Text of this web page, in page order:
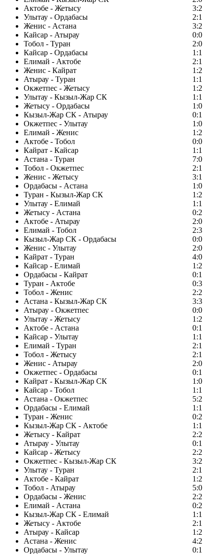
Актобе - Жетысу
3:2
Улытау - Ордабасы
2:1
Женис - Астана
3:2
Кайсар - Атырау
0:0
Тобол - Туран
2:0
Кайсар - Ордабасы
1:1
Елимай - Актобе
2:1
Женис - Кайрат
1:2
Атырау - Туран
1:1
Окжетпес - Жетысу
1:2
Улытау - Кызыл-Жар СК
1:1
Жетысу - Ордабасы
1:0
Кызыл-Жар СК - Атырау
0:1
Окжетпес - Улытау
1:0
Елимай - Женис
1:2
Актобе - Тобол
0:0
Кайрат - Кайсар
1:1
Астана - Туран
7:0
Тобол - Окжетпес
2:1
Женис - Жетысу
3:1
Ордабасы - Астана
1:0
Туран - Кызыл-Жар СК
1:2
Улытау - Елимай
1:1
Жетысу - Астана
0:2
Актобе - Атырау
2:0
Елимай - Тобол
2:3
Кызыл-Жар СК - Ордабасы
0:0
Женис - Улытау
2:0
Кайрат - Туран
4:0
Кайсар - Елимай
1:2
Ордабасы - Кайрат
0:1
Туран - Актобе
0:3
Тобол - Женис
2:2
Астана - Кызыл-Жар СК
3:3
Атырау - Окжетпес
0:0
Улытау - Жетысу
1:2
Актобе - Астана
0:1
Кайсар - Улытау
1:1
Елимай - Туран
2:1
Тобол - Жетысу
2:1
Женис - Атырау
2:0
Окжетпес - Ордабасы
0:1
Кайрат - Кызыл-Жар СК
1:0
Кайсар - Тобол
1:1
Астана - Окжетпес
5:2
Ордабасы - Елимай
1:1
Туран - Женис
0:2
Кызыл-Жар СК - Актобе
1:1
Жетысу - Кайрат
2:2
Атырау - Улытау
0:1
Кайсар - Жетысу
2:2
Окжетпес - Кызыл-Жар СК
3:2
Улытау - Туран
2:1
Актобе - Кайрат
1:2
Тобол - Атырау
5:0
Ордабасы - Женис
2:2
Елимай - Астана
0:2
Кызыл-Жар СК - Елимай
1:1
Жетысу - Актобе
2:1
Атырау - Кайсар
1:2
Астана - Женис
4:2
Ордабасы - Улытау
0:1